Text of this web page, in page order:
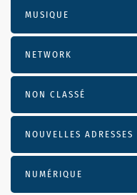
MUSIQUE
NETWORK
NON CLASSÉ
NOUVELLES ADRESSES
NUMÉRIQUE